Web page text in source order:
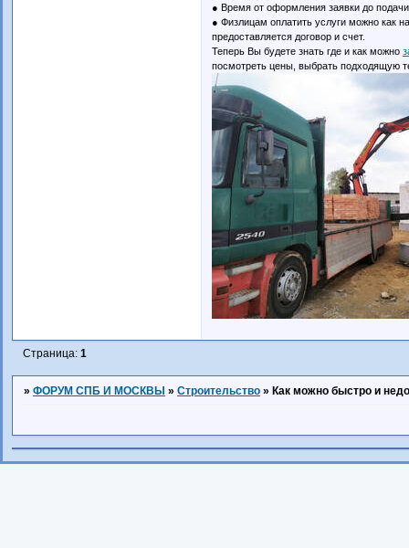
● Время от оформления заявки до
● Физлицам оплатить услуги можно как
предоставляется договор и счет.
Теперь Вы будете знать где и как можно
посмотреть цены, выбрать подходящую
Страница: 1
» ФОРУМ СПБ И МОСКВЫ » Строительство » Как можно быстро и